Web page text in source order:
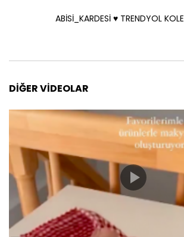
ABİSİ_KARDESİ ♥️ TRENDYOL
DIĞER VIDEOLAR